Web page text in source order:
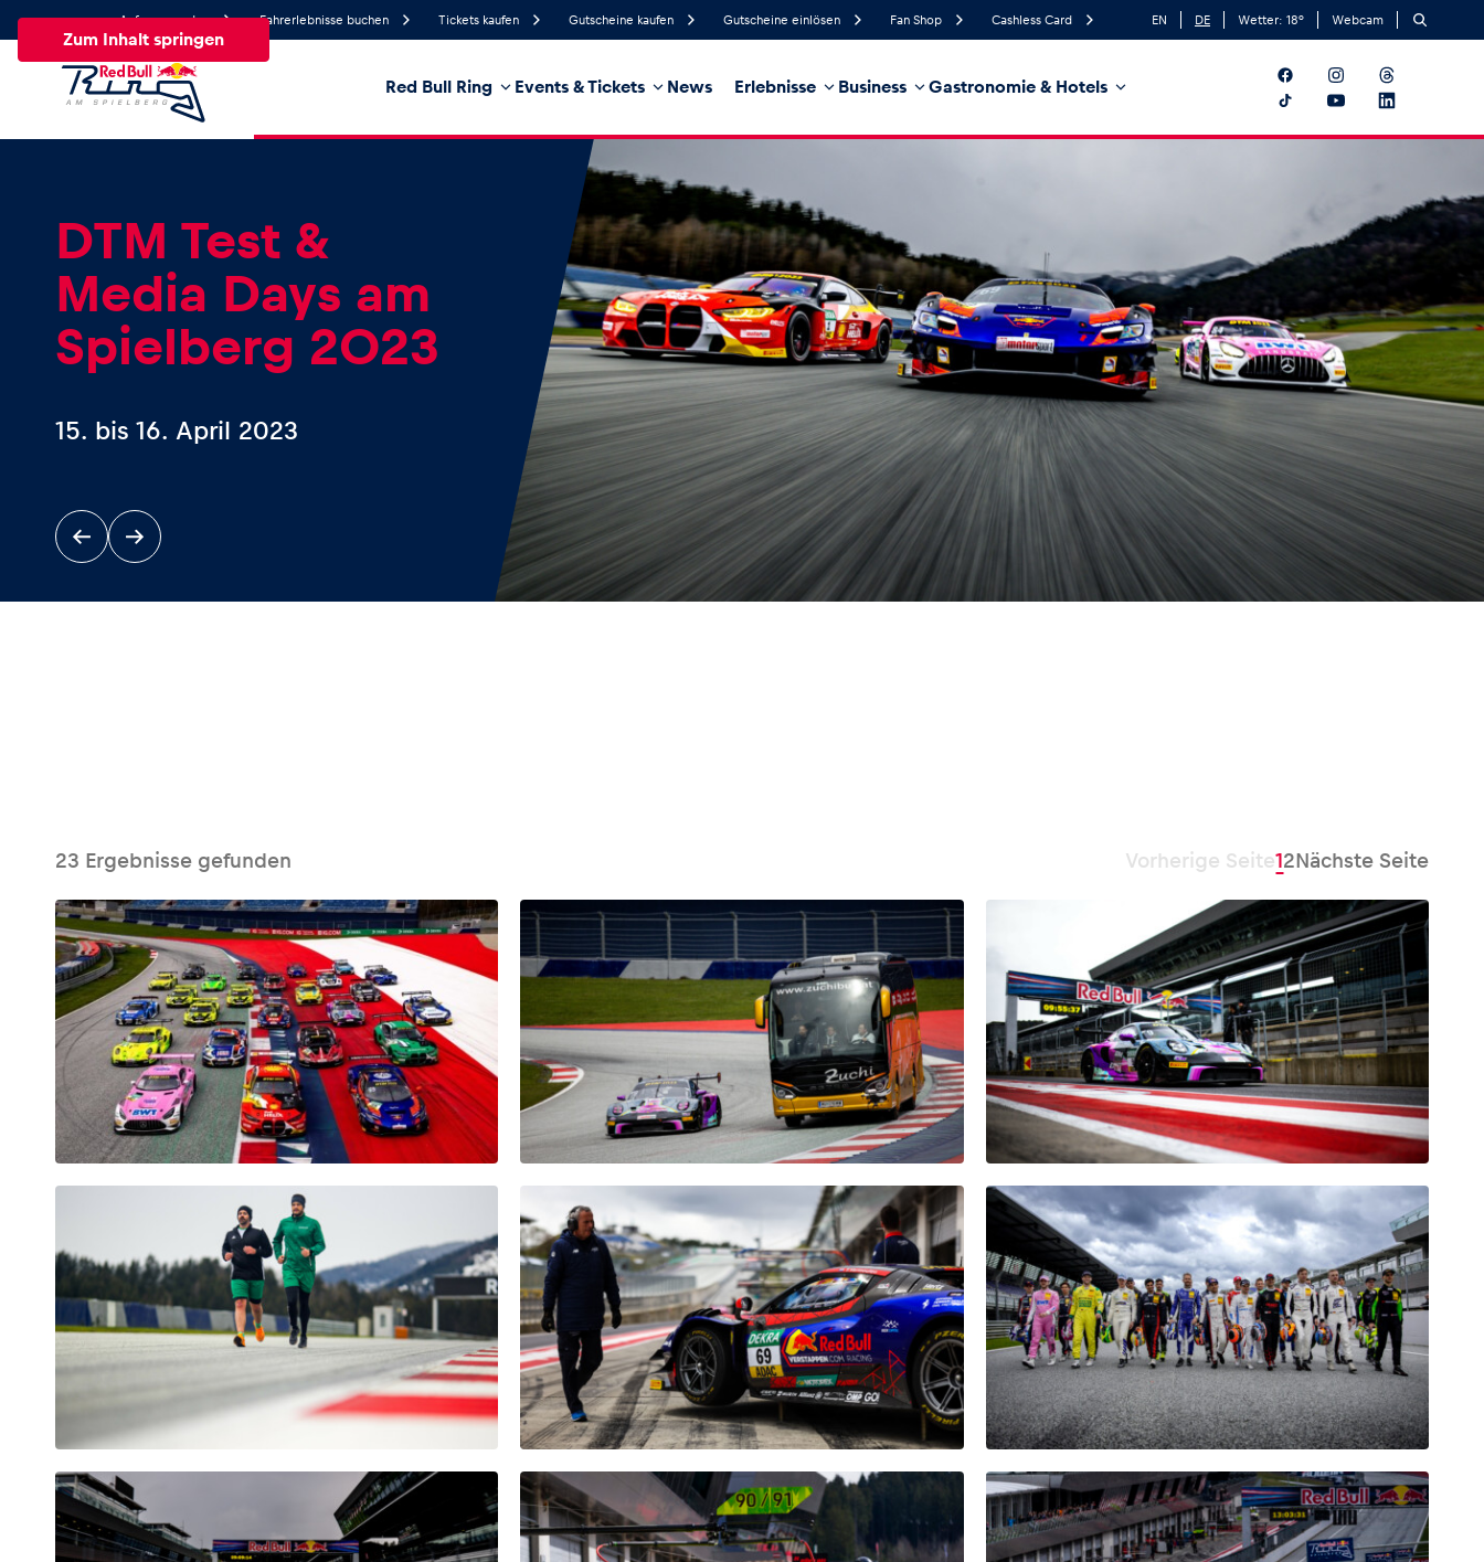
Zum Inhalt springen
Anfrage senden Fahrerlebnisse buchen Tickets kaufen Gutscheine kaufen Gutscheine einlösen Fan Shop Cashless Card EN DE Wetter: 18° Webcam
Red Bull Ring Events & Tickets News Erlebnisse Business Gastronomie & Hotels
18°
Regenwahrscheinlichkeit
Business
News
Erlebnisse
Alle anzeigen
Seiten
Alle anzeigen
Fahrzeug
Alle anzeigen
DTM Test &
Media Days am
Spielberg 2023
15. bis 16. April 2023
23 Ergebnisse gefunden Vorherige Seite12Nächste Seite